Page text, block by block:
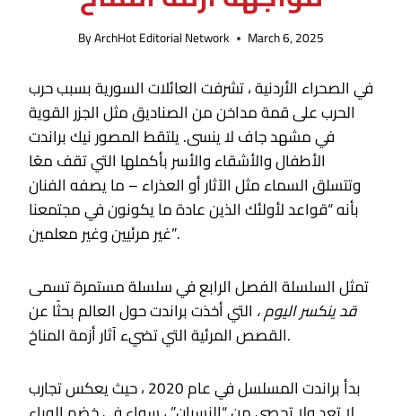
ByArchHot Editorial Network March 6, 2025
في الصحراء الأردنية ، تشرفت العائلات السورية بسبب حرب
الحرب على قمة مداخن من الصناديق مثل الجزر القوية
في مشهد جاف لا ينسى. يلتقط المصور نيك براندت
الأطفال والأشقاء والأسر بأكملها التي تقف معًا
وتتسلق السماء مثل الآثار أو العذراء – ما يصفه الفنان
بأنه “قواعد لأولئك الذين عادة ما يكونون في مجتمعنا
غير مرئيين وغير معلمين”.
تمثل السلسلة الفصل الرابع في سلسلة مستمرة تسمى
قد ينكسر اليوم ، التي أخذت براندت حول العالم بحثًا عن
القصص المرئية التي تضيء آثار أزمة المناخ.
بدأ براندت المسلسل في عام 2020 ، حيث يعكس تجارب